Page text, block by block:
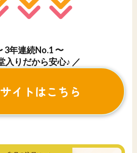
3年連続No.1 〜
入りだから安心♪ ／
イトはこちら